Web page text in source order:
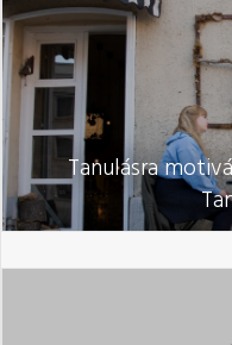
Tanulásra